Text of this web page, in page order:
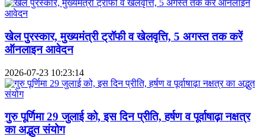
खेल पुरस्कार, मुख्यमंत्री ट्रॉफी व खेलवृत्ति, 5 अगस्त तक करें
ऑनलाइन आवेदन
2026-07-23 10:23:14
गुरु पूर्णिमा 29 जुलाई को, इस दिन प्रीति, हर्षण व पूर्वाषाढ़ा नक्षत्र
का अद्भुत संयोग